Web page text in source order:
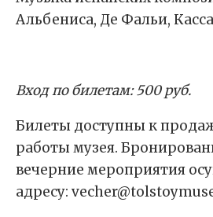
Альбениса, Де Фальи,
Вход по билетам: 500 руб.
Билеты доступны к
работы музея.
вечерние мероприятия
адресу: